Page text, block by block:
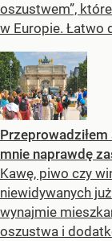
oszustwem”,
w Europie. Łatwo
mnie naprawdę
Kawę, piwo czy
niewidywanych
wynajmie
oszustwa i